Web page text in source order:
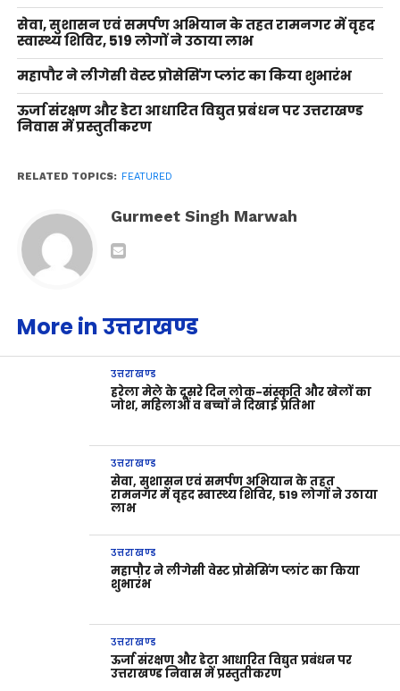
सेवा, सुशासन एवं समर्पण अभियान के तहत रामनगर में वृहद
स्वास्थ्य शिविर, 519 लोगों ने उठाया लाभ
महापौर ने लीगेसी वेस्ट प्रोसेसिंग प्लांट का किया शुभारंभ
ऊर्जा संरक्षण और डेटा आधारित विद्युत प्रबंधन पर उत्तराखण्ड
निवास में प्रस्तुतीकरण
RELATED TOPICS: FEATURED
Gurmeet Singh Marwah
More in उत्तराखण्ड
उत्तराखण्ड
हरेला मेले के दूसरे दिन लोक-संस्कृति और खेलों का
जोश, महिलाओं व बच्चों ने दिखाई प्रतिभा
उत्तराखण्ड
सेवा, सुशासन एवं समर्पण अभियान के तहत
रामनगर में वृहद स्वास्थ्य शिविर, 519 लोगों ने उठाया
लाभ
उत्तराखण्ड
महापौर ने लीगेसी वेस्ट प्रोसेसिंग प्लांट का किया
शुभारंभ
उत्तराखण्ड
ऊर्जा संरक्षण और डेटा आधारित विद्युत प्रबंधन पर
उत्तराखण्ड निवास में प्रस्तुतीकरण